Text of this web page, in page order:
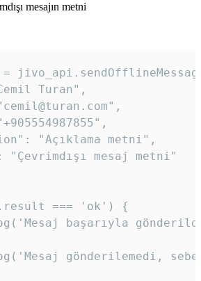
mesajın metni
Turan",
"Açıklama metni",
"Çevrimdışı mesaj metni"
=== 'ok') {
başarıyla
gönderilemedi,